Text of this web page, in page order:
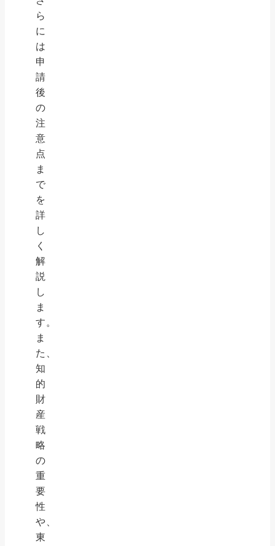
ら
に
は
申
請
後
の
注
意
点
ま
で
を
詳
し
く
解
説
し
ま
す。
ま
た、
知
的
財
産
戦
略
の
重
要
性
や、
東